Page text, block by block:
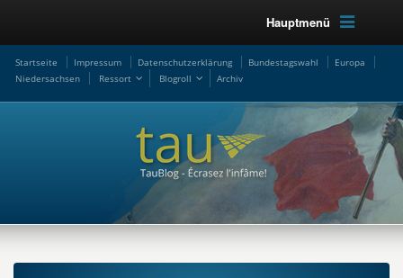
Hauptmenü
Startseite Impressum Datenschutzerklärung Bundestagswahl
Europa
Niedersachsen
Ressort Blogroll Archiv